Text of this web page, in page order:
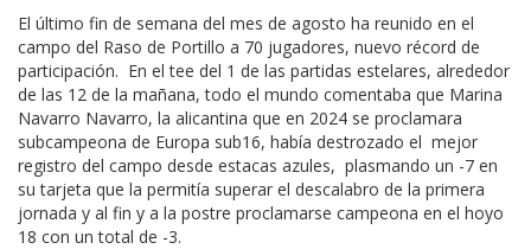
El último fin de semana del mes de agosto ha reunido en el
campo del Raso de Portillo a 70 jugadores, nuevo récord de
participación. En el tee del 1 de las partidas estelares, alrededor
de las 12 de la mañana, todo el mundo comentaba que Marina
Navarro Navarro, la alicantina que en 2024 se proclamara
subcampeona de Europa sub16, había destrozado el mejor
registro del campo desde estacas azules, plasmando un -7 en
su tarjeta que la permitía superar el descalabro de la primera
jornada y al fin y a la postre proclamarse campeona en el hoyo
18 con un total de -3.